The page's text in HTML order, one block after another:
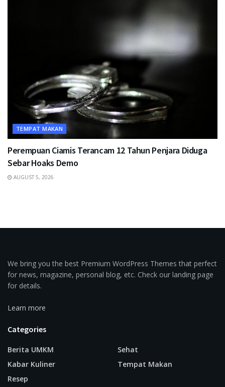
TEMPAT MAKAN
Perempuan Ciamis Terancam 12 Tahun Penjara Diduga
Sebar Hoaks Demo
AUGUST 5, 2026
We bring you the best Premium WordPress Themes that perfect
for news, magazine, personal blog, etc. Check our landing page
for details.
Learn more
Categories
Berita UMKM
Kabar Kuliner
Resep
Sehat
Tempat Makan